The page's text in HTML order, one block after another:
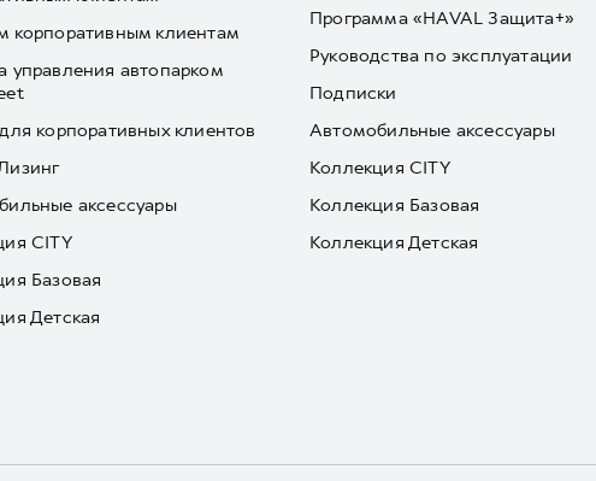
корпоративным клиентам
управления автопарком
корпоративных клиентов
аксессуары
CITY
Базовая
Детская
Программа «HAVAL Защита+»
Руководства по эксплуатации
Подписки
Автомобильные аксессуары
Коллекция CITY
Коллекция Базовая
Коллекция Детская